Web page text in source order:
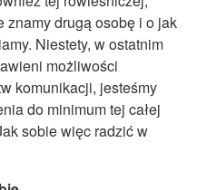
znamy drugą osobę i o jak
Niestety, w ostatnim
możliwości
komunikacji, jesteśmy
do minimum tej całej
sobie więc radzić w